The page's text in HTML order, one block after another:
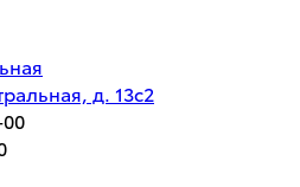
д. 13с2